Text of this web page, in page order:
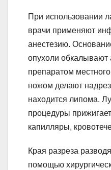
При использовании
врачи применяют
анестезию.
опухоли
препаратом
ножом делают
находится липома.
процедуры
капилляры,
Края разреза
помощью